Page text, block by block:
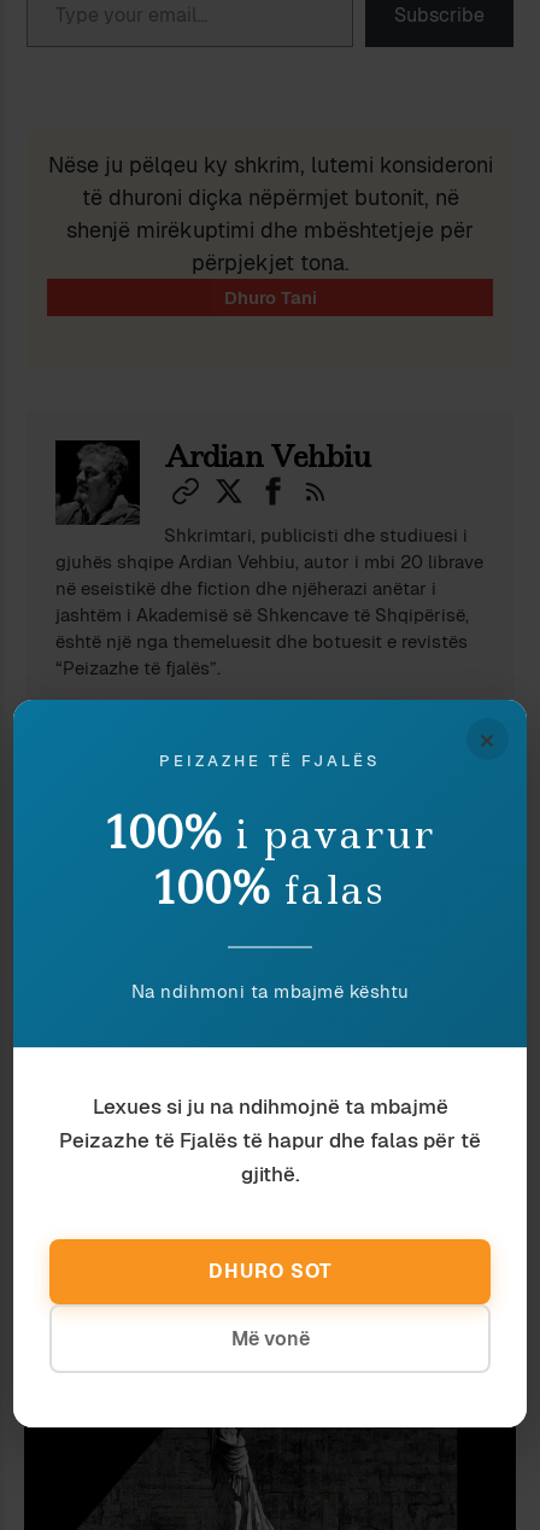
Subscribe
Nëse ju pëlqeu ky shkrim, lutemi konsideroni
të dhuroni diçka nëpërmjet butonit, në
shenjë mirëkuptimi dhe mbështetjeje për
përpjekjet tona.
Ardian Vehbiu
Shkrimtari, publicisti dhe studiuesi i
gjuhës shqipe Ardian Vehbiu, autor i mbi 20 librave
në eseistikë dhe fiction dhe njëherazi anëtar i
jashtëm i Akademisë së Shkencave të Shqipërisë,
është një nga themeluesit dhe botuesit e revistës
“Peizazhe të fjalës”.
TË NGJASHME
Aourela Vintou
ËSHTË ÇËSHTJA
×
PEIZAZHE TË FJALËS
100% i pavarur
100% falas
Na ndihmoni ta mbajmë kështu
Lexues si ju na ndihmojnë ta mbajmë
Peizazhe të Fjalës të hapur dhe falas për të
gjithë.
DHURO SOT
Më vonë